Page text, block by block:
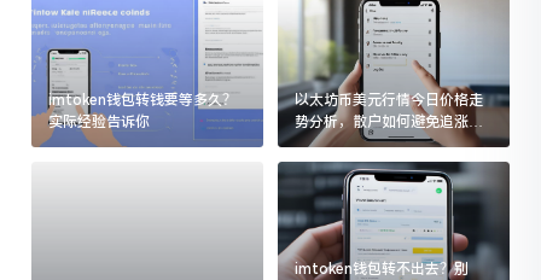
imtoken钱包转钱要等多久？
实际经验告诉你
以太坊币美元行情今日价格走
势分析，散户如何避免追涨杀
跌被套牢
imtoken钱包转不出去？别